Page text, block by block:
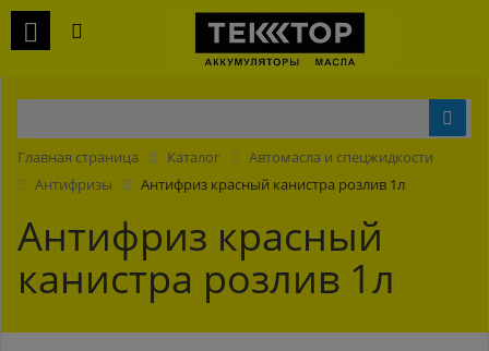
Главная страница Каталог
Автомасла и спецжидкости
Антифризы
Антифриз красный канистра розлив 1л
Антифриз красный
канистра розлив 1л